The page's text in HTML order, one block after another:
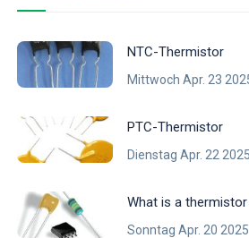
NTC-Thermistor
Mittwoch Apr. 23
PTC-Thermistor
Dienstag Apr. 22 2025
What is a thermistor
Sonntag Apr. 20 2025